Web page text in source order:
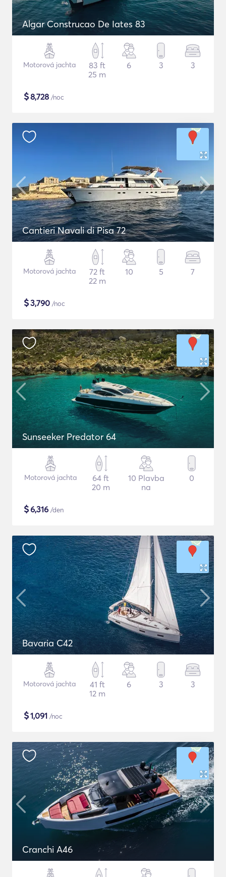
Algar Construcao De Iates 83
Motorová jachta
83 ft
25 m
6 3 3
$8,728 /noc
Cantieri Navali di Pisa 72
Motorová jachta
72 ft
22 m
10 5 7
$3,790 /noc
Sunseeker Predator 64
Motorová jachta
64 ft
20 m
10 Plavba
na
0
$6,316 /den
Bavaria C42
Motorová jachta
41 ft
12 m
6 3 3
$1,091 /noc
Cranchi A46